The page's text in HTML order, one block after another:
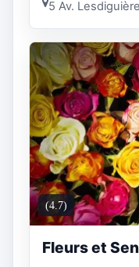
5 Av.
(4.7)
Fleurs et